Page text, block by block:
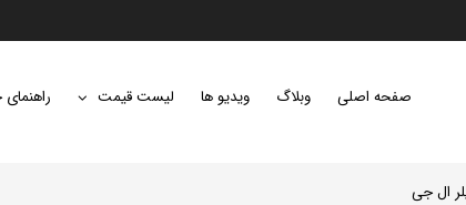
صفحه اصلی وبلاگ ویدیو ها لیست قیمت
ال جی